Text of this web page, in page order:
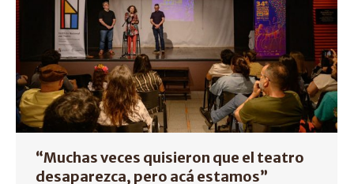
“Muchas veces quisieron que el teatro
desaparezca, pero acá estamos”